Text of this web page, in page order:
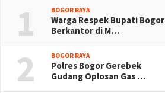
1 BOGOR RAYA
Warga Respek Bupati Bogor
Berkantor di M…
2 BOGOR RAYA
Polres Bogor Gerebek
Gudang Oplosan Gas …